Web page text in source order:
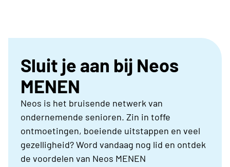
Sluit je aan bij Neos
MENEN
Neos is het bruisende netwerk van
ondernemende senioren. Zin in toffe
ontmoetingen, boeiende uitstappen en veel
gezelligheid? Word vandaag nog lid en ontdek
de voordelen van Neos MENEN